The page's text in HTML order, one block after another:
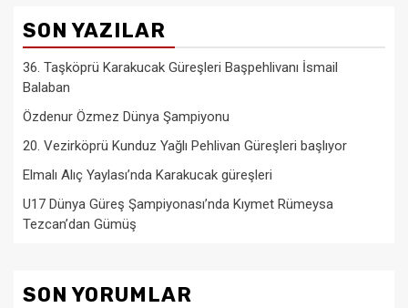
SON YAZILAR
36. Taşköprü Karakucak Güreşleri Başpehlivanı İsmail
Balaban
Özdenur Özmez Dünya Şampiyonu
20. Vezirköprü Kunduz Yağlı Pehlivan Güreşleri başlıyor
Elmalı Alıç Yaylası’nda Karakucak güreşleri
U17 Dünya Güreş Şampiyonası’nda Kıymet Rümeysa
Tezcan’dan Gümüş
SON YORUMLAR